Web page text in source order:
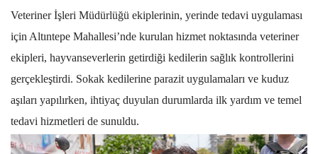
Veteriner İşleri Müdürlüğü ekiplerinin, yerinde tedavi uygulaması
için Altıntepe Mahallesi’nde kurulan hizmet noktasında veteriner
ekipleri, hayvanseverlerin getirdiği kedilerin sağlık kontrollerini
gerçekleştirdi. Sokak kedilerine parazit uygulamaları ve kuduz
aşıları yapılırken, ihtiyaç duyulan durumlarda ilk yardım ve temel
tedavi hizmetleri de sunuldu.